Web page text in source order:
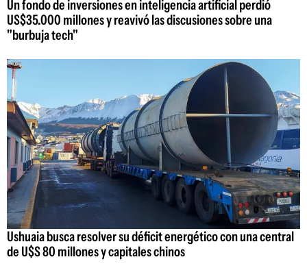
Un fondo de inversiones en inteligencia artificial perdió
US$35.000 millones y reavivó las discusiones sobre una
"burbuja tech"
Ushuaia busca resolver su déficit energético con una central
de U$S 80 millones y capitales chinos